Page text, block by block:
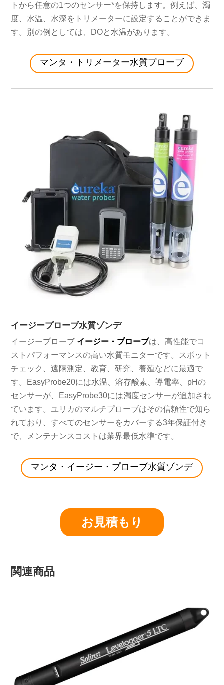
トから任意の1つのセンサー*を保持します。例えば、濁
度、水温、水深をトリメーターに設定することができま
す。別の例としては、DOと水温があります。
マンタ・トリメーター水質プローブ
イージープローブ水質ゾンデ
イージープローブ イージー・プローブは、高性能でコ
ストパフォーマンスの高い水質モニターです。スポット
チェック、遠隔測定、教育、研究、養殖などに最適で
す。EasyProbe20には水温、溶存酸素、導電率、pHの
センサーが、EasyProbe30には濁度センサーが追加され
ています。ユリカのマルチプローブはその信頼性で知ら
れており、すべてのセンサーをカバーする3年保証付き
で、メンテナンスコストは業界最低水準です。
マンタ・イージー・プローブ水質ゾンデ
お見積もり
関連商品